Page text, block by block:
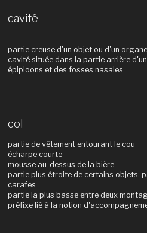
cavité
partie creuse d'un objet ou d'un organe
cavité située dans la partie arrière
épiploons et des fosses nasales
col
partie de vêtement entourant le cou
écharpe courte
mousse au-dessus de la bière
partie plus étroite de certains objets,
carafes
partie la plus basse entre deux
préfixe lié à la notion